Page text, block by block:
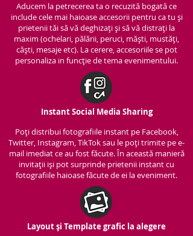
Aducem la petrecerea ta o recuzită bogată ce
include cele mai haioase accesorii pentru ca tu și
prietenii tăi să vă deghizați și să vă distrați la
maxim (ochelari, pălării, peruci, măști, mustăți,
căști, mesaje etc). La cerere, accesoriile se pot
personaliza in funcție de tema evenimentului.
Instant Social Media Sharing
Poți distribui fotografiile instant pe Facebook,
Twitter, Instagram, TikTok sau le poți trimite pe e-
mail imediat ce au fost făcute. În această manieră
invitații iși pot surprinde prietenii instant cu
fotografiile haioase făcute de ei la eveniment.
Layout și Template grafic la alegere